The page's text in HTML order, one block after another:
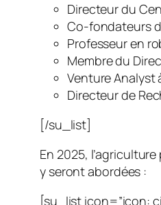
Directeur du
Co-fondateurs
Professeur en
Membre du
Venture Analyst
Directeur de
[/su_list]
En 2025,
y seront abordées :
[su_list icon=”icon: